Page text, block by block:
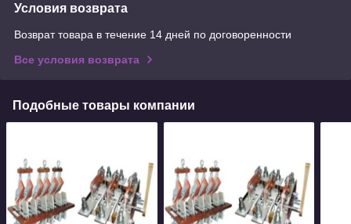
Условия возврата
Возврат товара в течение 14 дней по договоренности
Все условия возврата
Подобные товары компании